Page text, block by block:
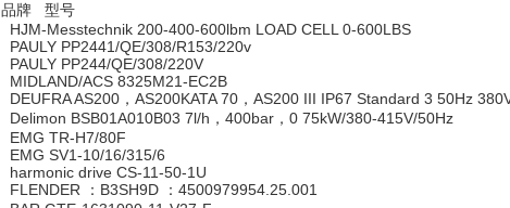
品牌 型号
HJM-Messtechnik 200-400-600lbm LOAD CELL 0-600LBS
PAULY PP2441/QE/308/R153/220v
PAULY PP244/QE/308/220V
MIDLAND/ACS 8325M21-EC2B
DEUFRA AS200，AS200KATA 70，AS200 III IP67 Standard 3 50Hz
Delimon BSB01A010B03 7l/h，400bar，0 75kW/380-415V/50Hz
EMG TR-H7/80F
EMG SV1-10/16/315/6
harmonic drive CS-11-50-1U
FLENDER ：B3SH9D ：4500979954.25.001